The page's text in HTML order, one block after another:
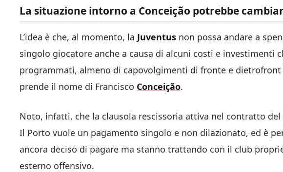
La situazione intorno a Conceição potrebbe
L’idea è che, al momento, la Juventus non possa andare a
singolo giocatore anche a causa di alcuni costi e investimenti
programmati, almeno di capovolgimenti di fronte e
prende il nome di Francisco Conceição.
Noto, infatti, che la clausola rescissoria attiva nel contratto
Il Porto vuole un pagamento singolo e non dilazionato, ed è
ancora deciso di pagare ma stanno trattando con il club
esterno offensivo.